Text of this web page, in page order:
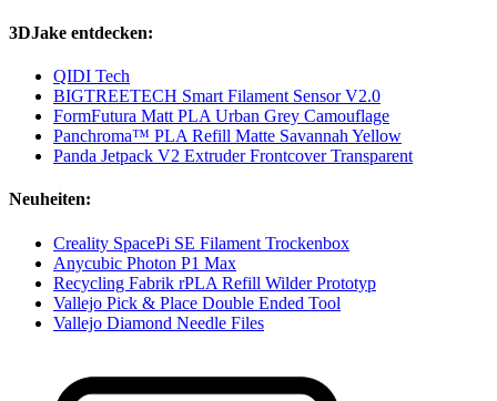
3DJake entdecken:
QIDI Tech
BIGTREETECH Smart Filament Sensor V2.0
FormFutura Matt PLA Urban Grey Camouflage
Panchroma™ PLA Refill Matte Savannah Yellow
Panda Jetpack V2 Extruder Frontcover Transparent
Neuheiten:
Creality SpacePi SE Filament Trockenbox
Anycubic Photon P1 Max
Recycling Fabrik rPLA Refill Wilder Prototyp
Vallejo Pick & Place Double Ended Tool
Vallejo Diamond Needle Files